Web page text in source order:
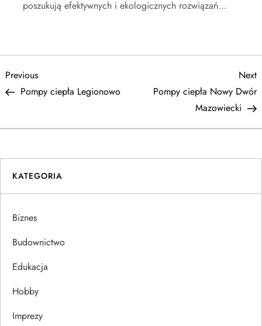
poszukują efektywnych i ekologicznych rozwiązań…
N
w
i
g
a
c
a
Previous
Post
Previous
Pompy ciepła Legionowo
Next
Pompy ciepła Nowy Dwór
Mazowiecki
KATEGORIA
Biznes
Budownictwo
Edukacja
Hobby
Imprezy